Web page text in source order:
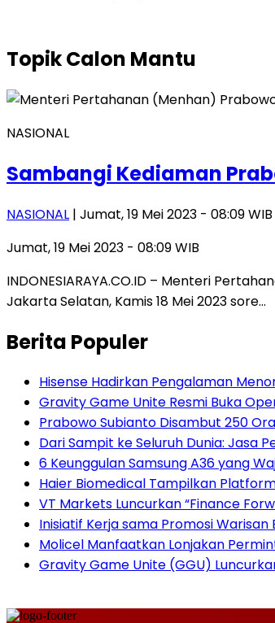
TopikCalon Mantu
NASIONAL
Sambangi Kediaman
NASIONAL | Jumat, 19 Mei 2023 - 08:09 WIB
Jumat, 19 Mei 2023 - 08:09 WIB
INDONESIARAYA.CO.ID – Menteri
Jakarta Selatan, Kamis 18 Mei 2023 sore…
Berita Populer
Hisense Hadirkan Pengalaman
Gravity Game Unite Resmi Buka
Prabowo Subianto Disambut 250
Dari Sampit ke Seluruh Dunia: Jasa
6 Keunggulan Samsung A36 yang
Haier Biomedical Tampilkan
VT Markets Luncurkan “Finance
Inisiatif Kerja sama Promosi
Molicel Manfaatkan Lonjakan
Gravity Game Unite (GGU)